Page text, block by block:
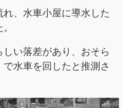
、水車小屋に導水した
い落差があり、おそら
水車を回したと推測さ